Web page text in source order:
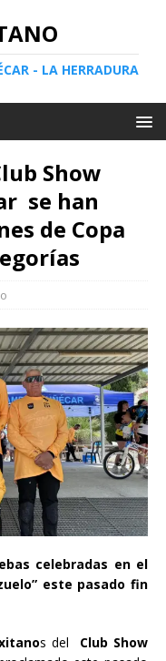
- LA HERRADURA
Show
se han
de Copa
celebradas en el
este pasado fin
s del
Club Show